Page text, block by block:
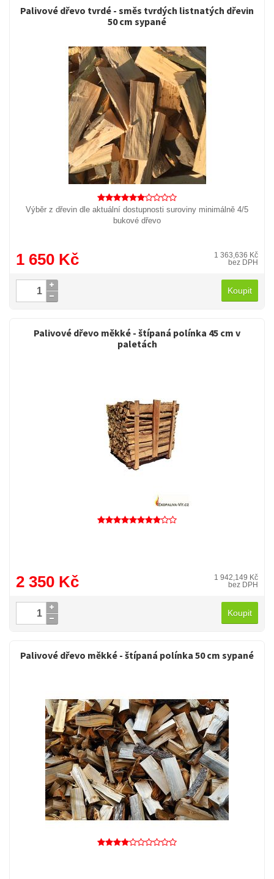
Palivové dřevo tvrdé - směs tvrdých listnatých dřevin
50 cm sypané
Výběr z dřevin dle aktuální dostupnosti suroviny minimálně 4/5
bukové dřevo
1 650 Kč
1 363,636 Kč
bez DPH
Koupit
Palivové dřevo měkké - štípaná polínka 45 cm v
paletách
2 350 Kč
1 942,149 Kč
bez DPH
Koupit
Palivové dřevo měkké - štípaná polínka 50 cm sypané